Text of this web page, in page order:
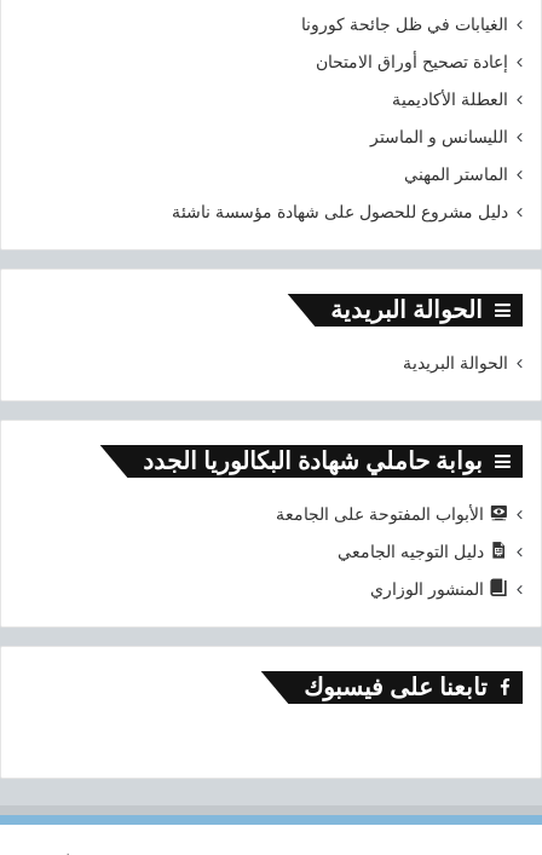
الغيابات في ظل جائحة كورونا
إعادة تصحيح أوراق الامتحان
العطلة الأكاديمية
الليسانس و الماستر
الماستر المهني
دليل مشروع للحصول على شهادة مؤسسة ناشئة
الحوالة البريدية
الحوالة البريدية
بوابة حاملي شهادة البكالوريا الجدد
الأبواب المفتوحة على الجامعة
دليل التوجيه الجامعي
المنشور الوزاري
تابعنا على فيسبوك